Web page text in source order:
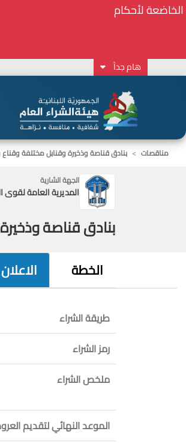
⚠️... ويكون النشر
هام جداً
مناقصات
بنادق قناصة وذخيرة وقنابل مختلفة وقناع
الجهة الشارية
المديرية العامة لقوى
بنادق قناصة وذخيرة
الخطة الاعلان
طريقة الشراء
رمز الشراء
ملخص الشراء
الموعد النهائي لتقديم